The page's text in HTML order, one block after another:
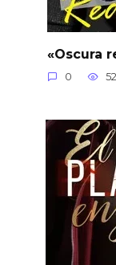
«Oscura
0